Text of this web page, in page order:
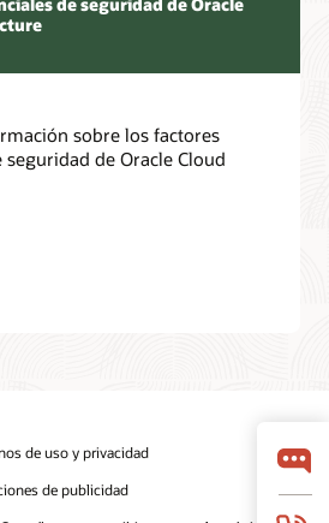
sobre los factores
de Oracle Cloud
de uso y privacidad
de publicidad